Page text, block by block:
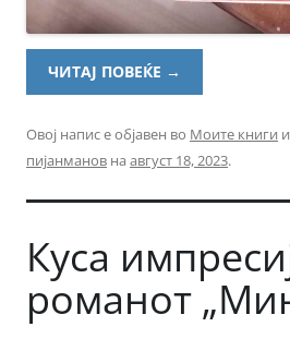
ЧИТАЈ ПОВЕЌЕ →
Овој напис е објавен во Моите книги
пијанманов на август 18, 2023.
Куса
романот